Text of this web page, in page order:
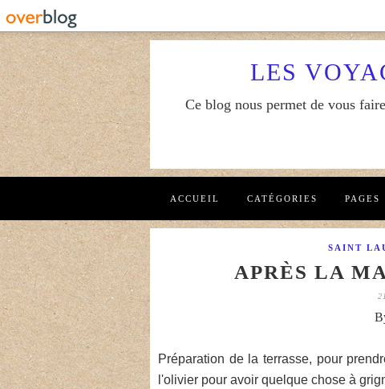
LES
Ce blog nous permet de vous
ACCUEIL CATÉGORIES PAGES
SAINT
APRÈS LA
Préparation de la terrasse, pour
l'olivier pour avoir quelque chose à